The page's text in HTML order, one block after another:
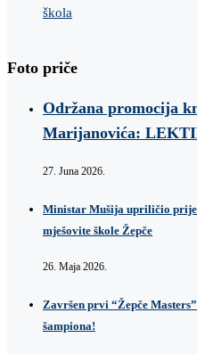
škola
Foto priče
Održana promocija
Marijanovića:
27. Juna 2026.
Ministar Mušija upriličio
mješovite škole Žepče
26. Maja 2026.
Završen prvi “Žepče
šampiona!